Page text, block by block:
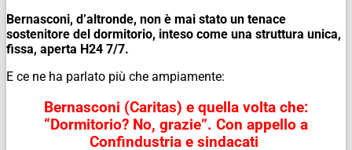
Bernasconi, d’altronde, non è mai stato un tenace
sostenitore del dormitorio, inteso come una struttura unica,
fissa, aperta H24 7/7.
E ce ne ha parlato più che ampiamente:
Bernasconi (Caritas) e quella volta che:
“Dormitorio? No, grazie”. Con appello a
Confindustria e sindacati